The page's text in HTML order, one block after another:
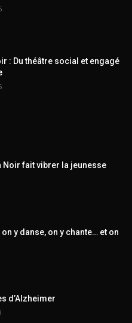
: Du théâtre social et engagé
Noir fait vibrer la jeunesse
y danse, on y chante… et on
d’Alzheimer